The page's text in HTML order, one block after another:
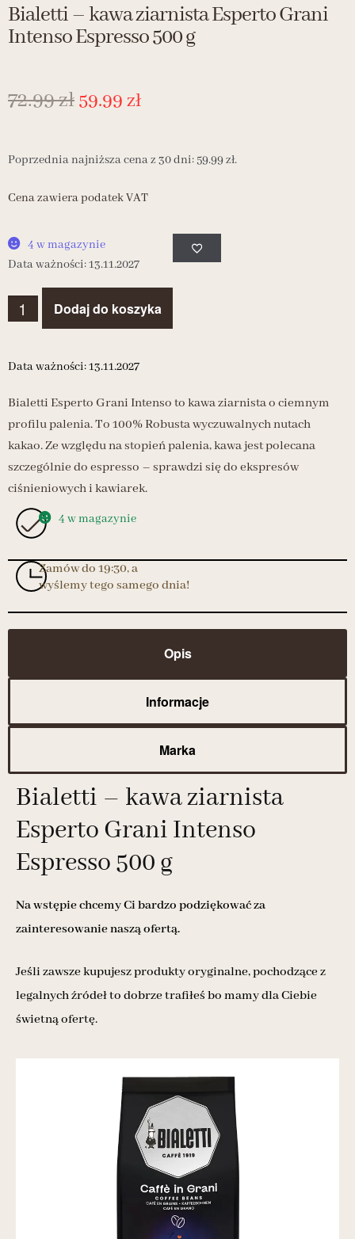
Bialetti – kawa ziarnista Esperto Grani
Intenso Espresso 500 g
72.99zł59.99zł
Poprzednia najniższa cena z 30 dni:59.99zł.
Cena zawiera podatek VAT
4 w magazynie
Data ważności: 13.11.2027
Dodaj do koszyka
Data ważności: 13.11.2027
Bialetti Esperto Grani Intenso to kawa ziarnista o ciemnym
profilu palenia. To 100% Robusta wyczuwalnych nutach
kakao. Ze względu na stopień palenia, kawa jest polecana
szczególnie do espresso – sprawdzi się do ekspresów
ciśnieniowych i kawiarek.
4 w magazynie
Zamów do 19:30, a
wyślemy tego samego dnia!
Opis
Informacje
Marka
Bialetti – kawa ziarnista
Esperto Grani Intenso
Espresso 500 g
Na wstępie chcemy Ci bardzo podziękować za
zainteresowanie naszą ofertą.
Jeśli zawsze kupujesz produkty oryginalne, pochodzące z
legalnych źródeł to dobrze trafiłeś bo mamy dla Ciebie
świetną ofertę.